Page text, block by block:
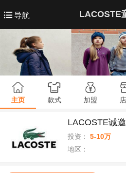
导航 LACOSTE
主页 款式 加盟
LACOSTE诚
投资：
5-10万
地区：